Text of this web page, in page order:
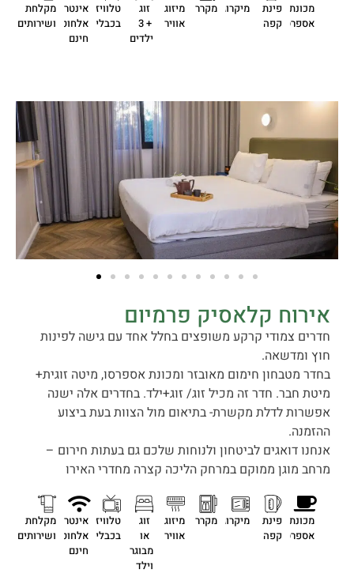
מכונת
אספרסו
פינת
קפה
מיקרוגלמקרר
מיזוג
אוויר
זוג
+ 3
ילדים
טלוויזיה
בכבלים
אינטרנט
אלחוטי
חינם
מקלחת
ושירותים
אירוח קלאסיק פרמיום
חדרים צמודי קרקע משופצים בחלל אחד עם גישה לפינות
חוץ ומדשאה.
בחדר מטבחון חימום מאובזר ומכונת אספרסו, מיטה זוגית+
מיטת חבר. חדר זה מכיל זוג/ זוג+ילד. בחדרים אלה ישנה
אפשרות לדלת מקשרת- בתיאום מול הצוות בעת ביצוע
ההזמנה.
אנחנו דואגים לביטחון ולנוחות שלכם גם בעתות חירום –
מרחב מוגן ממוקם במרחק הליכה קצרה מחדרי האירו
מכונת
אספרסו
פינת
קפה
מיקרוגלמקרר
מיזוג
אוויר
זוג
או
מבוגר
וילד
טלוויזיה
בכבלים
אינטרנט
אלחוטי
חינם
מקלחת
ושירותים